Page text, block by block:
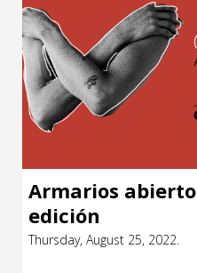
Armarios
edición
Thursday, August 25, 2022.